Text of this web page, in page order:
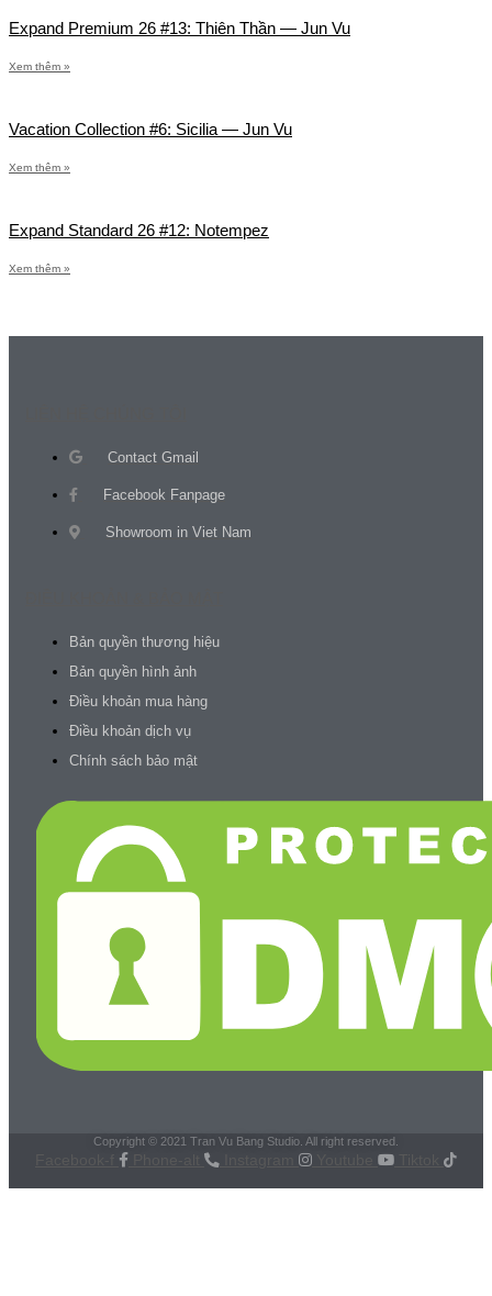
Expand Premium 26 #13: Thiên Thần — Jun Vu
Xem thêm »
Vacation Collection #6: Sicilia — Jun Vu
Xem thêm »
Expand Standard 26 #12: Notempez
Xem thêm »
Contact Gmail
Facebook Fanpage
Showroom in Viet Nam
Bản quyền thương hiệu
Bản quyền hình ảnh
Điều khoản mua hàng
Điều khoản dịch vụ
Chính sách bảo mật
Copyright © 2021 Tran Vu Bang Studio. All right reserved.